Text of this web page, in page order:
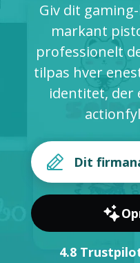
Logoidéer
Trykte produkter
Giv dit
markant
professionelt
tilpas hver
identitet, der
4.8